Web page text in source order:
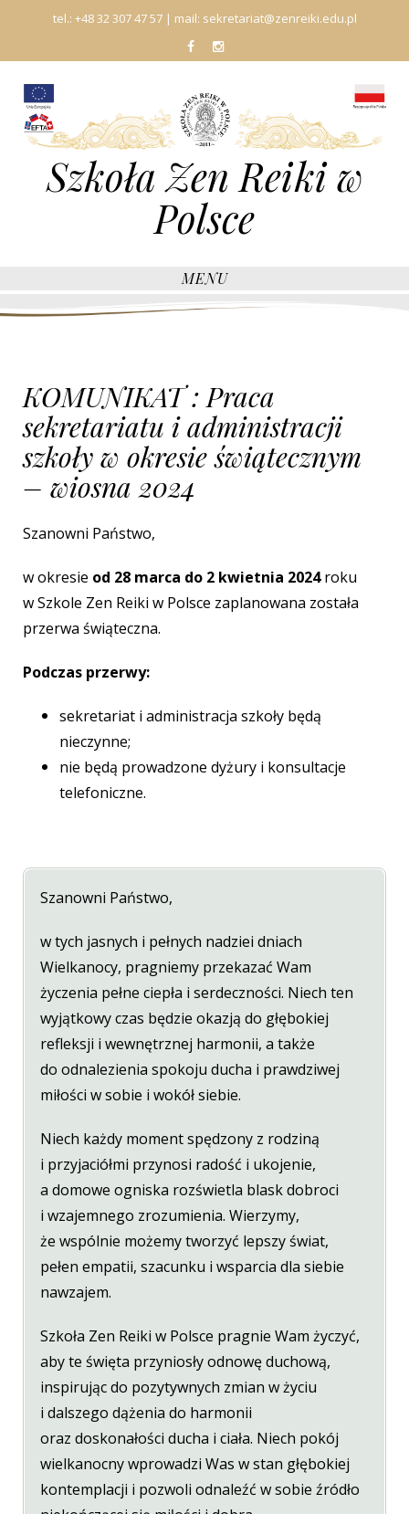
tel.: +48 32 307 47 57| mail: sekretariat@zenreiki.edu.pl
fb In
Szkoła Zen Reiki w
Polsce
MENU
KOMUNIKAT : Praca
sekretariatu i administracji
szkoły w okresie świątecznym
– wiosna 2024
Szanowni Państwo,
w okresie od 28 marca do 2 kwietnia 2024roku
w Szkole Zen Reiki w Polsce zaplanowana została
przerwa świąteczna.
Podczas przerwy:
sekretariat i administracja szkoły będą
nieczynne;
nie będą prowadzone dyżury i konsultacje
telefoniczne.
Szanowni Państwo,
w tych jasnych i pełnych nadziei dniach
Wielkanocy, pragniemy przekazać Wam
życzenia pełne ciepła i serdeczności. Niech ten
wyjątkowy czas będzie okazją do głębokiej
refleksji i wewnętrznej harmonii, a także
do odnalezienia spokoju ducha i prawdziwej
miłości w sobie i wokół siebie.
Niech każdy moment spędzony z rodziną
i przyjaciółmi przynosi radość i ukojenie,
a domowe ogniska rozświetla blask dobroci
i wzajemnego zrozumienia. Wierzymy,
że wspólnie możemy tworzyć lepszy świat,
pełen empatii, szacunku i wsparcia dla siebie
nawzajem.
Szkoła Zen Reiki w Polsce pragnie Wam życzyć,
aby te święta przyniosły odnowę duchową,
inspirując do pozytywnych zmian w życiu
i dalszego dążenia do harmonii
oraz doskonałości ducha i ciała. Niech pokój
wielkanocny wprowadzi Was w stan głębokiej
kontemplacji i pozwoli odnaleźć w sobie źródło